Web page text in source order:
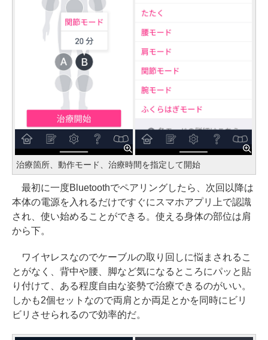
治療箇所、動作モード、治療時間を指定して開始
最初に一度Bluetoothでペアリングしたら、次回以降は
本体の電源を入れるだけですぐにスマホアプリ上で認識
され、使い始めることができる。使える身体の部位は肩
から下。
ワイヤレスなのでケーブルの取り回しに悩まされるこ
とがなく、背中や腰、脚など気になるところにパッと貼
り付けて、ある程度自由な姿勢で治療できるのがいい。
しかも2個セットなので両肩とか両足とかを同時にビリ
ビリさせられるので効率的だ。